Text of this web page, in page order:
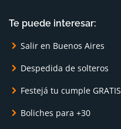
Te puede interesar:
Salir en Buenos Aires
Despedida de solteros
Festejá tu cumple GRATIS
Boliches para +30